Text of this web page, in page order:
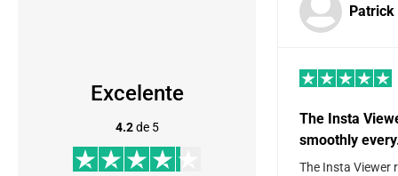
Excelente
4.2de 5
Patrick
The Insta
smoothly
The Insta Viewer